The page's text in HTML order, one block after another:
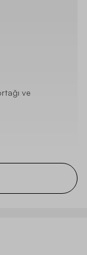
ve